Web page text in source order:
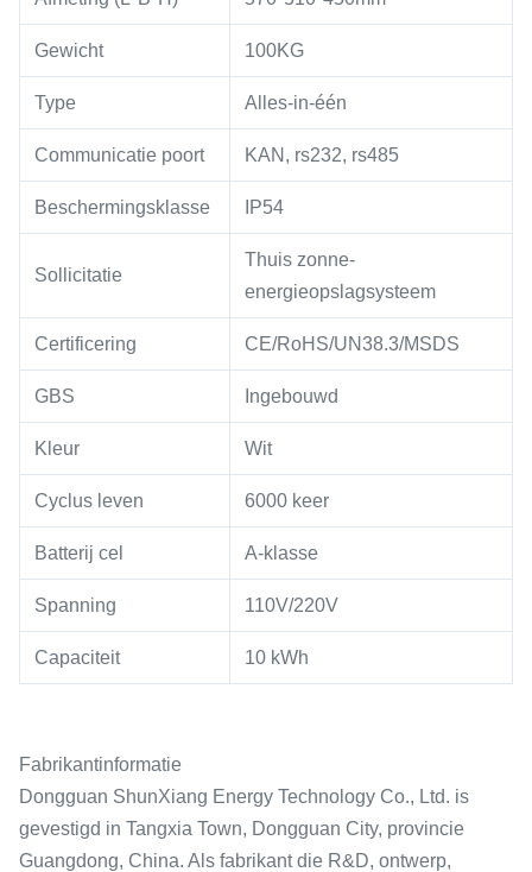
Gewicht 100KG
Type Alles-in-één
Communicatie poort KAN, rs232, rs485
Beschermingsklasse IP54
Sollicitatie
Thuis zonne-
energieopslagsysteem
Certificering CE/RoHS/UN38.3/MSDS
GBS Ingebouwd
Kleur Wit
Cyclus leven 6000 keer
Batterij cel A-klasse
Spanning 110V/220V
Capaciteit 10 kWh
Fabrikantinformatie
Dongguan ShunXiang Energy Technology Co., Ltd. is
gevestigd in Tangxia Town, Dongguan City, provincie
Guangdong, China. Als fabrikant die R&D, ontwerp,